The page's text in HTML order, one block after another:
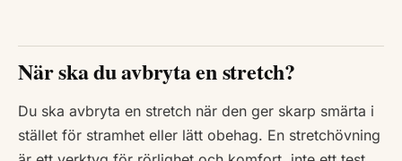
När ska du avbryta en stretch?
Du ska avbryta en stretch när den ger skarp smärta i
stället för stramhet eller lätt obehag. En stretchövning